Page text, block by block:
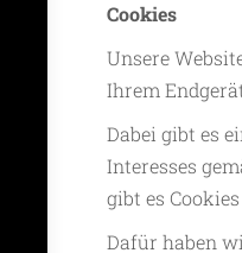
Cookies
Unsere
Ihrem
Dabei gibt es
Interesses
gibt es Cookies
Dafür haben